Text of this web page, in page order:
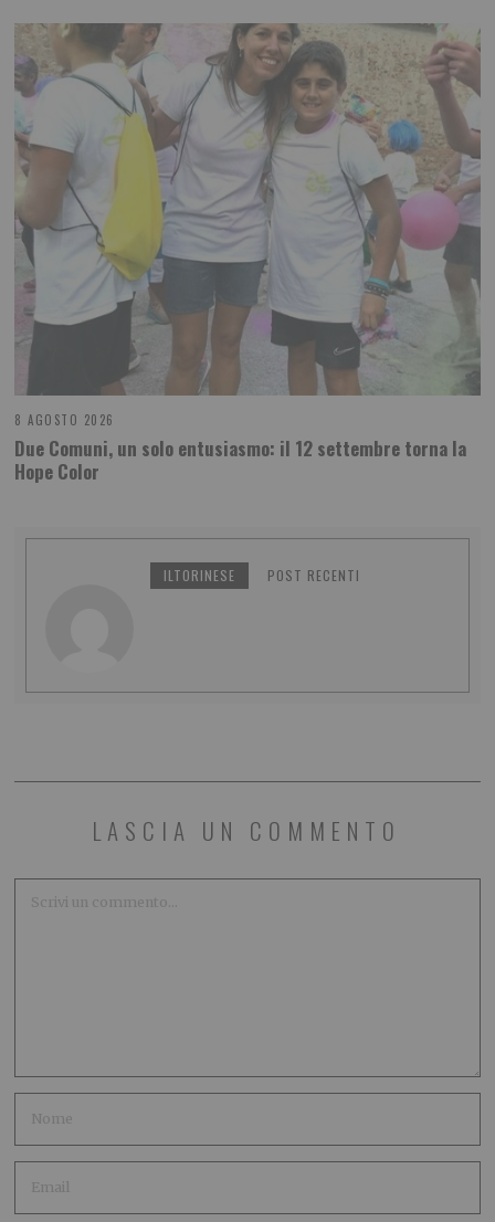
8 AGOSTO 2026
Due Comuni, un solo entusiasmo: il 12 settembre torna la
Hope Color
ILTORINESE POST RECENTI
LASCIA UN COMMENTO